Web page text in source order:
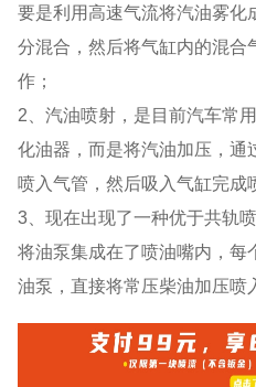
要是利用高速气流将汽油雾化
分混合，然后将气缸内的混合
作；
2、汽油喷射，是目前汽车常
化油器，而是将汽油加压，通
喷入气管，然后吸入气缸完成
3、现在出现了一种优于共轨
将油泵集成在了喷油嘴内，每
油泵，直接将常压柴油加压喷